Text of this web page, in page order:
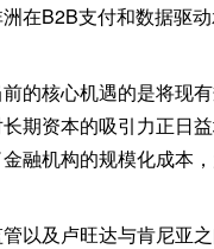
在B2B支付和数据驱
的核心机遇的是将现
期资本的吸引力正日
融机构的规模化成本
以及卢旺达与肯尼亚